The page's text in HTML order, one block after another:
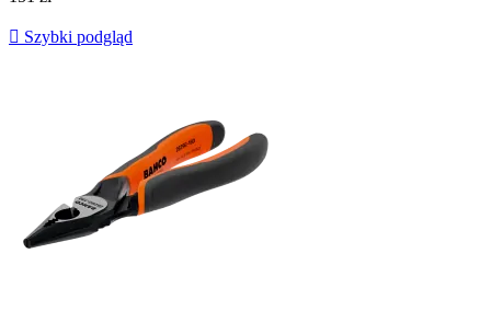
 Szybki podgląd